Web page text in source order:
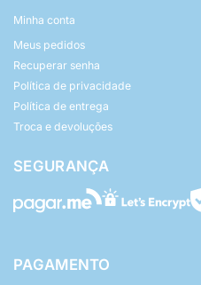
Minha conta
Meus pedidos
Recuperar senha
Política de privacidade
Política de entrega
Troca e devoluções
SEGURANÇA
PAGAMENTO